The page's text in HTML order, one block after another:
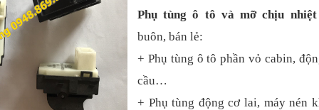
Phụ tùng ô tô và mỡ chịu
buôn, bán lẻ:
+ Phụ tùng ô tô phần vỏ cabin,
cầu…
+ Phụ tùng động cơ lai, máy nén